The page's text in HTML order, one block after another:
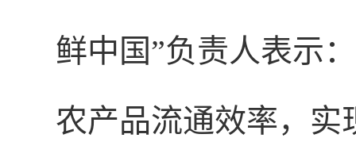
鲜中国”负责人表示
农产品流通效率，